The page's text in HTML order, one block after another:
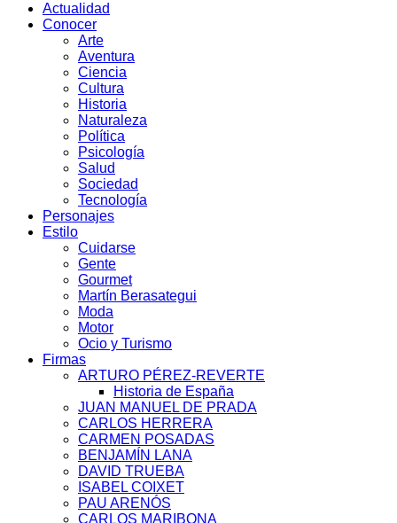
Actualidad
Conocer
Arte
Aventura
Ciencia
Cultura
Historia
Naturaleza
Política
Psicología
Salud
Sociedad
Tecnología
Personajes
Estilo
Cuidarse
Gente
Gourmet
Martín Berasategui
Moda
Motor
Ocio y Turismo
Firmas
ARTURO PÉREZ-REVERTE
Historia de España
JUAN MANUEL DE PRADA
CARLOS HERRERA
CARMEN POSADAS
BENJAMÍN LANA
DAVID TRUEBA
ISABEL COIXET
PAU ARENÓS
CARLOS MARIBONA